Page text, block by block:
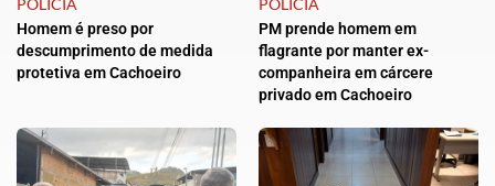
POLÍCIA
Homem é preso por
descumprimento de medida
protetiva em Cachoeiro
POLÍCIA
PM prende homem em
flagrante por manter ex-
companheira em cárcere
privado em Cachoeiro